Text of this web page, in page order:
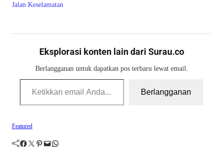
Jalan Keselamatan
Eksplorasi konten lain dari Surau.co
Berlangganan untuk dapatkan pos terbaru lewat email.
Ketikkan email Anda...
Berlangganan
Featured
Facebook Twitter Pinterest Mail WhatsApp